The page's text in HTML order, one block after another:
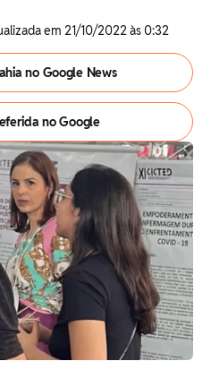
em 21/10/2022 às 0:32
no Google News
no Google